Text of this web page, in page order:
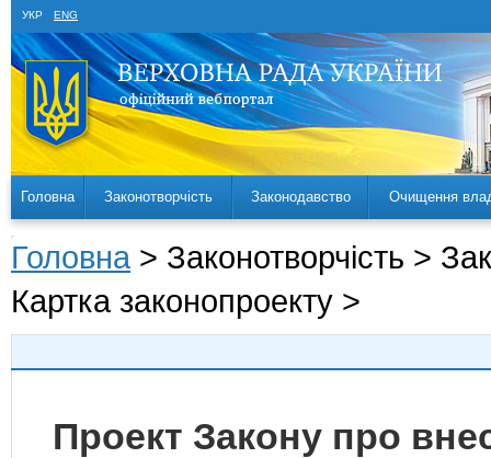
УКР ENG
Головна Законотворчість Законодавство Очищення
Головна > Законотворчість >
Картка законопроекту >
Проект Закону про